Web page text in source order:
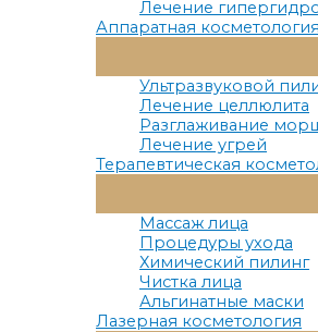
Лечение
Аппаратная косметология
Ультразвуковой
Лечение целлюлита
Разглаживание
Лечение угрей
Терапевтическая
Массаж лица
Процедуры ухода
Химический пилинг
Чистка лица
Альгинатные маски
Лазерная косметология